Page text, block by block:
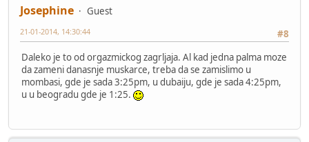
Josephine
Guest
#8
21-01-2014, 14:30:44
Daleko je to od orgazmickog zagrljaja. Al kad jedna palma moze
da zameni danasnje muskarce, treba da se zamislimo u
mombasi, gde je sada 3:25pm, u dubaiju, gde je sada 4:25pm,
u u beogradu gde je 1:25.